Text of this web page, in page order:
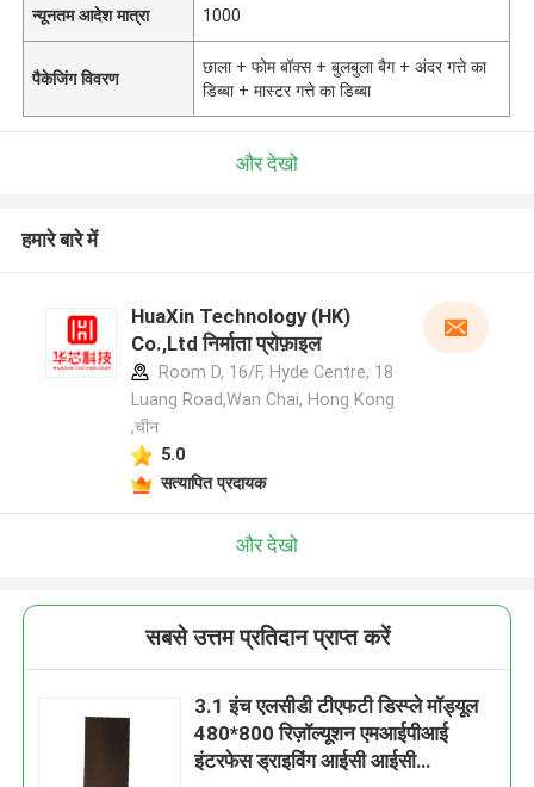
न्यूनतम आदेश मात्रा 1000
पैकेजिंग विवरण
छाला + फोम बॉक्स + बुलबुला बैग + अंदर गत्ते का
डिब्बा + मास्टर गत्ते का डिब्बा
और देखो
हमारे बारे में
HuaXin Technology (HK)
Co.,Ltd निर्माता प्रोफ़ाइल
Room D, 16/F, Hyde Centre, 18
Luang Road,Wan Chai, Hong Kong
,चीन
5.0
सत्यापित प्रदायक
और देखो
सबसे उत्तम प्रतिदान प्राप्त करें
3.1 इंच एलसीडी टीएफटी डिस्प्ले मॉड्यूल
480*800 रिज़ॉल्यूशन एमआईपीआई
इंटरफेस ड्राइविंग आईसी आईसी